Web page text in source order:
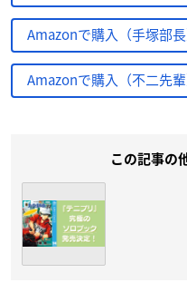
Amazonで購入（手塚部長
Amazonで購入（不二先輩
この記事の